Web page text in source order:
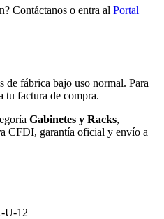
Contáctanos o entra al Portal
de fábrica bajo uso normal. Para
tu factura de compra.
Gabinetes y Racks,
CFDI, garantía oficial y envío a
U-12